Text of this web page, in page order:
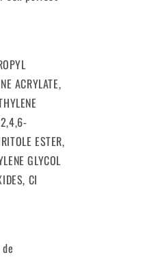
ACRYLATE,
ESTER,
GLYCOL
CI